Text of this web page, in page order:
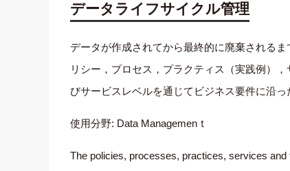
データライフサイクル管理
データが作成されてから最終的に廃棄される
リシー，プロセス，プラクティス（実践例）
びサービスレベルを通じてビジネス要件に沿
使用分野: Data Managemenｔ
The policies, processes, practices, services